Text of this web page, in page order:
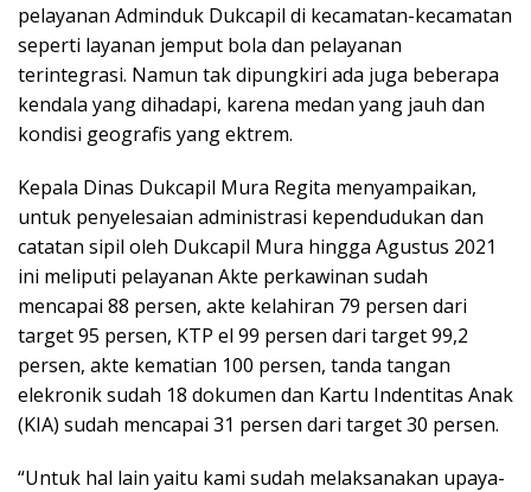
pelayanan Adminduk Dukcapil di kecamatan-kecamatan
seperti layanan jemput bola dan pelayanan
terintegrasi. Namun tak dipungkiri ada juga beberapa
kendala yang dihadapi, karena medan yang jauh dan
kondisi geografis yang ektrem.
Kepala Dinas Dukcapil Mura Regita menyampaikan,
untuk penyelesaian administrasi kependudukan dan
catatan sipil oleh Dukcapil Mura hingga Agustus 2021
ini meliputi pelayanan Akte perkawinan sudah
mencapai 88 persen, akte kelahiran 79 persen dari
target 95 persen, KTP el 99 persen dari target 99,2
persen, akte kematian 100 persen, tanda tangan
elekronik sudah 18 dokumen dan Kartu Indentitas Anak
(KIA) sudah mencapai 31 persen dari target 30 persen.
“Untuk hal lain yaitu kami sudah melaksanakan upaya-